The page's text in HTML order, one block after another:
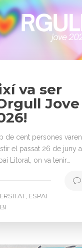
va ser
Jove
de cent persones varen
el passat 26 de juny a
Litoral, on va tenir…
, ESPAI